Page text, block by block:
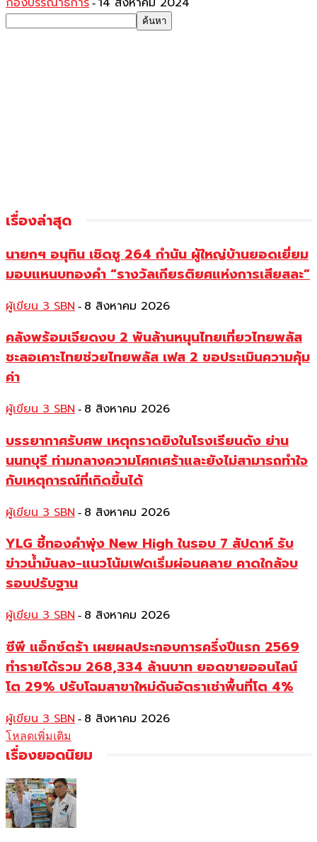
-
เรื่องล่าสุด
นายกฯ อนุทิน เชิดชู 264 กำนัน ผู้ใหญ่บ้านยอดเยี่ยม
มอบแหนบทองคำ “รางวัลเกียรติยศแห่งการเสียสละ”
ผู้เขียน 3 SBN - 8 สิงหาคม 2026
คลังพร้อมเจียดงบ 2 พันล้านหนุนไทยเที่ยวไทยพลัส
ชะลอเคาะไทยช่วยไทยพลัส เฟส 2 ขอประเมินความคุ้ม
ค่า
ผู้เขียน 3 SBN - 8 สิงหาคม 2026
บรรยากาศรับศพ เหตุกราดยิงในโรงเรียนดัง ย่าน
นนทบุรี ท่ามกลางความโศกเศร้าและยังไม่สามารถทำใจ
กับเหตุการณ์ที่เกิดขึ้นได้
ผู้เขียน 3 SBN - 8 สิงหาคม 2026
YLG ชี้ทองคำพุ่ง New High ในรอบ 7 สัปดาห์ รับ
ข่าวน้ำมันลง-แนวโน้มเฟดเริ่มผ่อนคลาย คาดใกล้จบ
รอบปรับฐาน
ผู้เขียน 3 SBN - 8 สิงหาคม 2026
ซีพี แอ็กซ์ตร้า เผยผลประกอบการครึ่งปีแรก 2569
ทำรายได้รวม 268,334 ล้านบาท ยอดขายออนไลน์
โต 29% ปรับโฉมสาขาใหม่ดันอัตราเช่าพื้นที่โต 4%
ผู้เขียน 3 SBN - 8 สิงหาคม 2026
โหลดเพิ่มเติม
เรื่องยอดนิยม